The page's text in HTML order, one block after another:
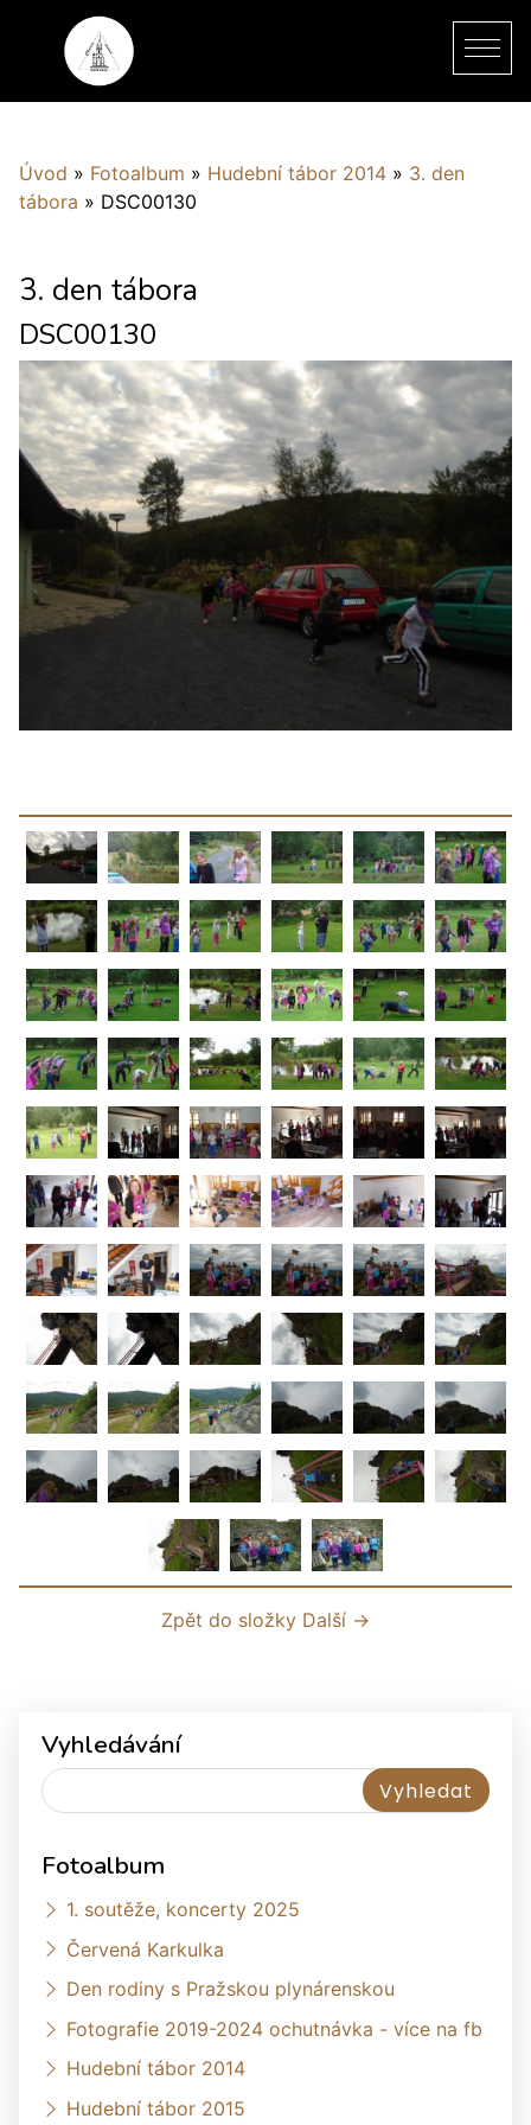
Úvod » Fotoalbum » Hudební tábor 2014 » 3. den
tábora » DSC00130
3. den tábora
DSC00130
Zpět do složky Další →
Vyhledávání
Fotoalbum
1. soutěže, koncerty 2025
Červená Karkulka
Den rodiny s Pražskou plynárenskou
Fotografie 2019-2024 ochutnávka - více na fb
Hudební tábor 2014
Hudební tábor 2015